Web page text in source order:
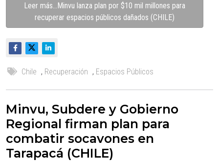
Leer más…Minvu lanza plan por $10 mil millones para
recuperar espacios públicos dañados (CHILE)
Chile , Recuperación , Espacios Públicos
Minvu, Subdere y Gobierno
Regional firman plan para
combatir socavones en
Tarapacá (CHILE)